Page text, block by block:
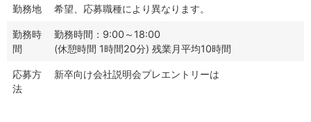
勤務地 希望、応募職種により異なります。
勤務時
間
勤務時間：9:00～18:00
(休憩時間 1時間20分) 残業月平均10時間
応募方
法
新卒向け会社説明会プレエントリーは